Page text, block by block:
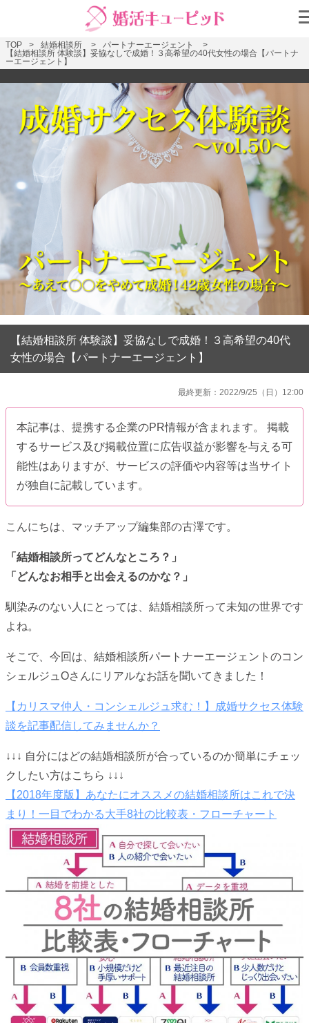
TOP 結婚相談所
パートナーエージェント
【結婚相談所 体験談】妥協なしで成婚！３高希望の40代女性の場合【パートナ
ーエージェント】
【結婚相談所 体験談】妥協なしで成婚！３高希望の40代
女性の場合【パートナーエージェント】
最終更新：2022/9/25（日）12:00
本記事は、提携する企業のPR情報が含まれます。 掲載
するサービス及び掲載位置に広告収益が影響を与える可
能性はありますが、サービスの評価や内容等は当サイト
が独自に記載しています。
こんにちは、マッチアップ編集部の古澤です。
「結婚相談所ってどんなところ？」
「どんなお相手と出会えるのかな？」
馴染みのない人にとっては、結婚相談所って未知の世界です
よね。
そこで、今回は、結婚相談所パートナーエージェントのコン
シェルジュOさんにリアルなお話を聞いてきました！
【カリスマ仲人・コンシェルジュ求む！】成婚サクセス体験
談を記事配信してみませんか？
↓↓↓ 自分にはどの結婚相談所が合っているのか簡単にチェッ
クしたい方はこちら ↓↓↓
【2018年度版】あなたにオススメの結婚相談所はこれで決
まり！一目でわかる大手8社の比較表・フローチャート